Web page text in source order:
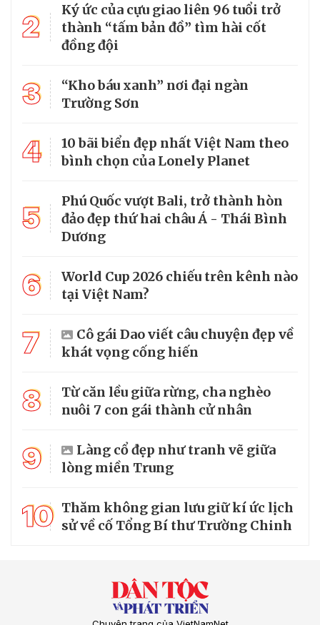
2
Ký ức của cựu giao liên 96 tuổi trở
thành “tấm bản đồ” tìm hài cốt
đồng đội
3
“Kho báu xanh” nơi đại ngàn
Trường Sơn
4
10 bãi biển đẹp nhất Việt Nam theo
bình chọn của Lonely Planet
5
Phú Quốc vượt Bali, trở thành hòn
đảo đẹp thứ hai châu Á - Thái Bình
Dương
6
World Cup 2026 chiếu trên kênh nào
tại Việt Nam?
7
Cô gái Dao viết câu chuyện đẹp về
khát vọng cống hiến
8
Từ căn lều giữa rừng, cha nghèo
nuôi 7 con gái thành cử nhân
9
Làng cổ đẹp như tranh vẽ giữa
lòng miền Trung
10 Thăm không gian lưu giữ kí ức lịch
sử về cố Tổng Bí thư Trường Chinh